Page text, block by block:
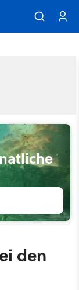
den